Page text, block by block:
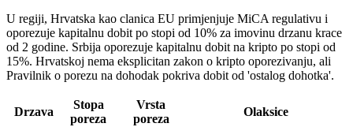
U regiji, Hrvatska kao clanica EU primjenjuje MiCA regulativu i
oporezuje kapitalnu dobit po stopi od 10% za imovinu drzanu krace
od 2 godine. Srbija oporezuje kapitalnu dobit na kripto po stopi od
15%. Hrvatskoj nema eksplicitan zakon o kripto oporezivanju, ali
Pravilnik o porezu na dohodak pokriva dobit od 'ostalog dohotka'.
Drzava
Stopa
poreza
Vrsta
poreza
Olaksice